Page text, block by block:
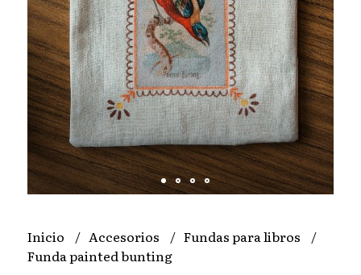
Inicio Accesorios
Fundas para libros
Funda painted bunting